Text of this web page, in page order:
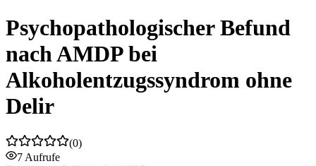
Psychopathologischer Befund
nach AMDP bei
Alkoholentzugssyndrom ohne
Delir
(0)
7 Aufrufe